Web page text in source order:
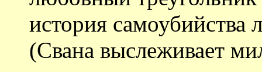
история самоубийства
(Свана выслеживает